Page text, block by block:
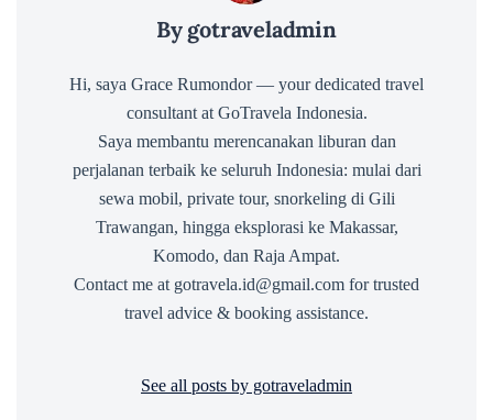
By gotraveladmin
Hi, saya Grace Rumondor — your dedicated travel
consultant at GoTravela Indonesia.
Saya membantu merencanakan liburan dan
perjalanan terbaik ke seluruh Indonesia: mulai dari
sewa mobil, private tour, snorkeling di Gili
Trawangan, hingga eksplorasi ke Makassar,
Komodo, dan Raja Ampat.
Contact me at gotravela.id@gmail.com for trusted
travel advice & booking assistance.
See all posts by gotraveladmin